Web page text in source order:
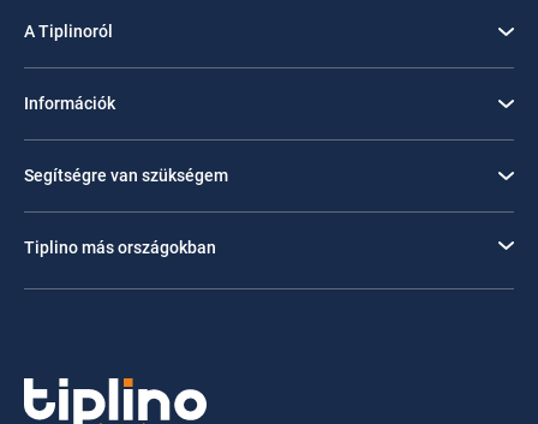
A Tiplinoról
Információk
Segítségre van szükségem
Tiplino más országokban